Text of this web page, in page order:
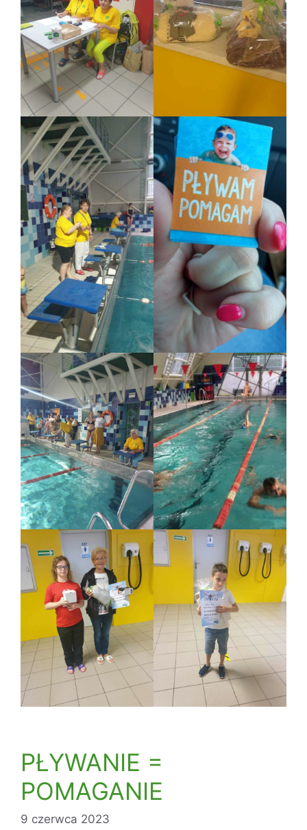
PŁYWANIE =
POMAGANIE
9 czerwca 2023